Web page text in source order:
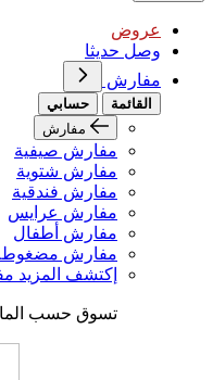
عروض
وصل حديثا
مفارش
القائمة
حسابي
مفارش
مفارش صيفية
مفارش شتوية
مفارش فندقية
مفارش عرايس
مفارش أطفال
مفارش
إكتشف المزيد
تسوق حسب